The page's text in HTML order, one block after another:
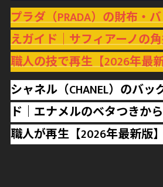
プラダ（PRADA）の財布・
えガイド｜サフィアーノの
職人の技で再生【2026年最
シャネル（CHANEL）のバ
ド｜エナメルのベタつきか
職人が再生【2026年最新版】